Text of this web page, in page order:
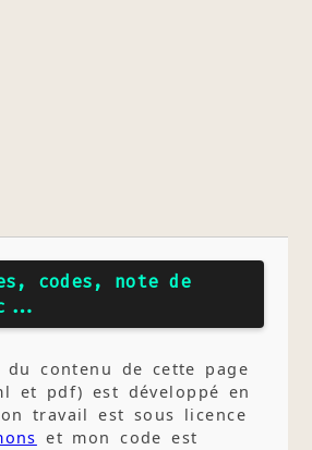
codes, note de
du contenu de cette page
et pdf) est développé en
travail est sous licence
et mon code est